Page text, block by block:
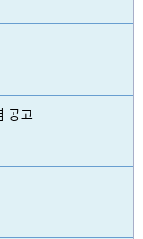
공고